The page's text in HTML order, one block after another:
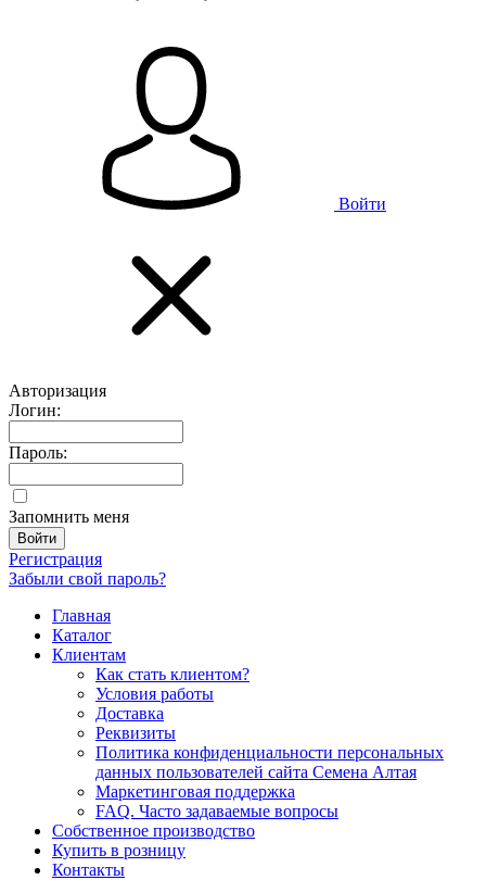
Войти
Авторизация
Логин:
Пароль:
Запомнить меня
Регистрация
Забыли свой пароль?
Главная
Каталог
Клиентам
Как стать клиентом?
Условия работы
Доставка
Реквизиты
Политика конфиденциальности персональных
данных пользователей сайта Семена Алтая
Маркетинговая поддержка
FAQ. Часто задаваемые вопросы
Собственное производство
Купить в розницу
Контакты